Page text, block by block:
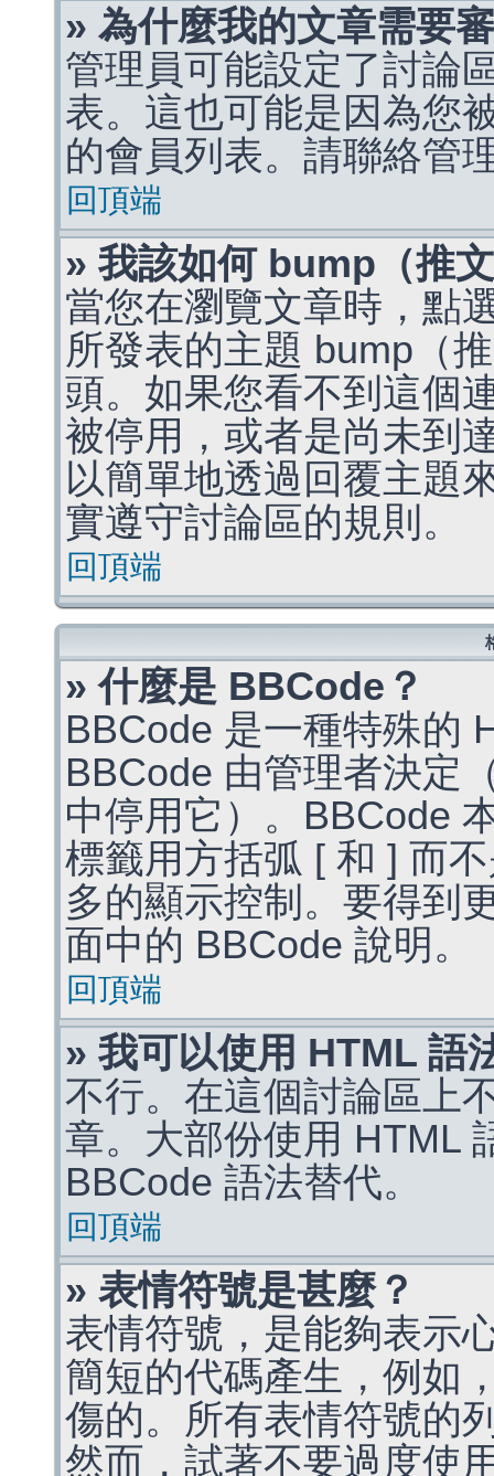
» 為什麼我的文章需要
管理員可能設定了討論
表。這也可能是因為您
的會員列表。請聯絡管
回頂端
» 我該如何 bump（推
當您在瀏覽文章時，點
所發表的主題 bump（
頭。如果您看不到這個
被停用，或者是尚未到
以簡單地透過回覆主題
實遵守討論區的規則。
回頂端
» 什麼是 BBCode？
BBCode 是一種特殊的
BBCode 由管理者決定
中停用它）。BBCode
標籤用方括弧 [ 和 ] 而
多的顯示控制。要得到
面中的 BBCode 說明。
回頂端
» 我可以使用 HTML 語
不行。在這個討論區上
章。大部份使用 HTML
BBCode 語法替代。
回頂端
» 表情符號是甚麼？
表情符號，是能夠表示
簡短的代碼產生，例如
傷的。所有表情符號的
然而，試著不要過度使